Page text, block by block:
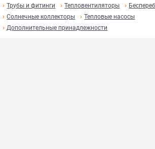
Трубы и фитинги
Тепловентиляторы
Солнечные коллекторы
Тепловые насосы
Дополнительные принадлежности